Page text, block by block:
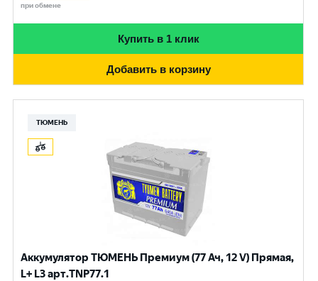
при обмене
Купить в 1 клик
Добавить в корзину
ТЮМЕНЬ
Аккумулятор ТЮМЕНЬ Премиум (77 Ач, 12 V) Прямая,
L+ L3 арт.TNP77.1